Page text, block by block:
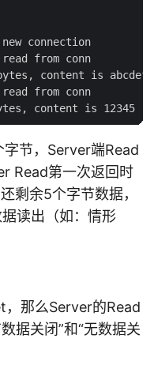
connection
from conn
content is
from conn
节，Server端Read
Read第一次返回时
剩余5个字节数据，
读出（如：情形
那么Server的Read
据关闭”和“无数据关